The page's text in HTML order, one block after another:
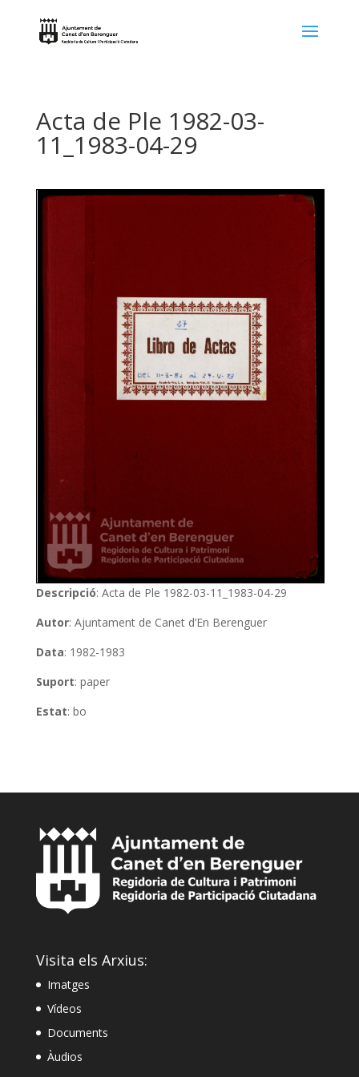
Acta de Ple 1982-03-
11_1983-04-29
Descripció: Acta de Ple 1982-03-11_1983-04-29
Autor: Ajuntament de Canet d’En Berenguer
Data: 1982-1983
Suport: paper
Estat: bo
Visita els Arxius:
Imatges
Vídeos
Documents
Àudios